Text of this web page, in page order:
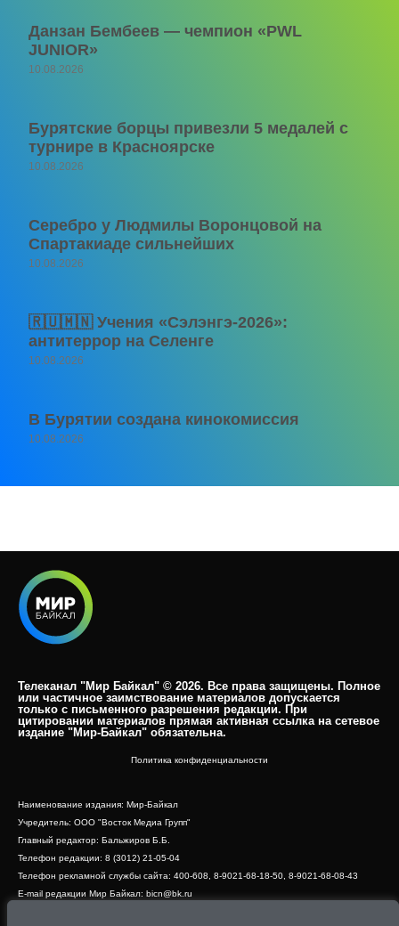
Данзан Бембеев — чемпион «PWL
JUNIOR»
10.08.2026
Бурятские борцы привезли 5 медалей с
турнире в Красноярске
10.08.2026
Серебро у Людмилы Воронцовой на
Спартакиаде сильнейших
10.08.2026
🇷🇺🇲🇳 Учения «Сэлэнгэ-2026»:
антитеррор на Селенге
10.08.2026
В Бурятии создана кинокомиссия
10.08.2026
Телеканал "Мир Байкал" © 2026. Все права защищены. Полное
или частичное заимствование материалов допускается
только с письменного разрешения редакции. При
цитировании материалов прямая активная ссылка на сетевое
издание "Мир-Байкал" обязательна.​
Политика конфиденциальности
Наименование издания: Мир-Байкал
Учредитель: ООО "Восток Медиа Групп"
Главный редактор: Бальжиров Б.Б.
Телефон редакции: 8 (3012) 21-05-04
Телефон рекламной службы сайта: 400-608, 8-9021-68-18-50, 8-9021-68-08-43
E-mail редакции Мир Байкал: bicn@bk.ru